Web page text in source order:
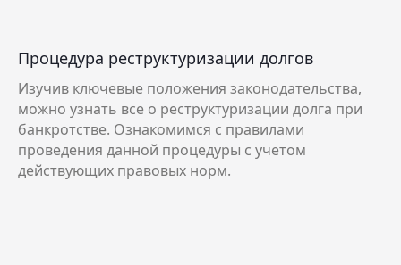
Процедура реструктуризации долгов
Изучив ключевые положения законодательства,
можно узнать все о реструктуризации долга при
банкротстве. Ознакомимся с правилами
проведения данной процедуры с учетом
действующих правовых норм.